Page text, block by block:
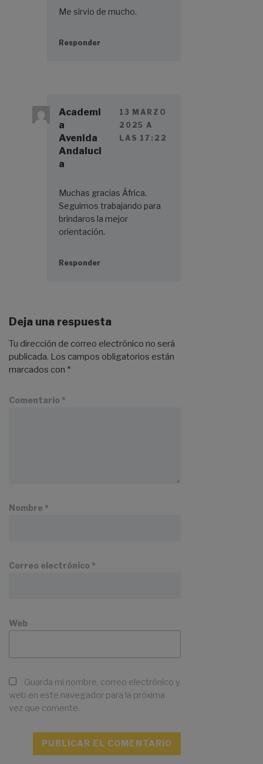
Me sirvio de mucho.
Responder
Academi
a
Avenida
Andaluci
a
13 MARZO
2025 A
LAS 17:22
Muchas gracias África.
Seguimos trabajando para
brindaros la mejor
orientación.
Responder
Deja una respuesta
Tu dirección de correo electrónico no será
publicada. Los campos obligatorios están
marcados con *
Comentario *
Nombre *
Correo electrónico *
Web
Guarda mi nombre, correo electrónico y
web en este navegador para la próxima
vez que comente.